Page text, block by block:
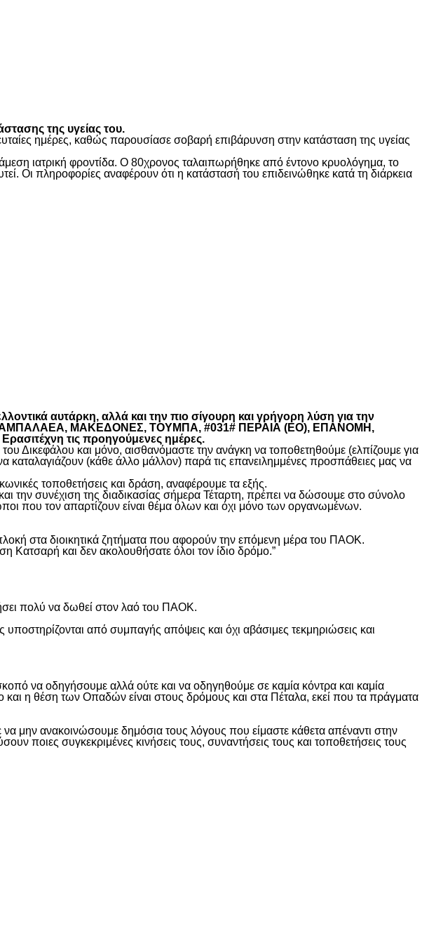
της υγείας του.
ημέρες, καθώς παρουσίασε σοβαρή επιβάρυνση στην κατάσταση της υγείας
ιατρική φροντίδα. Ο 80χρονος ταλαιπωρήθηκε από έντονο κρυολόγημα, το
Οι πληροφορίες αναφέρουν ότι η κατάστασή του επιδεινώθηκε κατά τη διάρκεια
αυτάρκη, αλλά και την πιο σίγουρη και γρήγορη λύση για την
(ΑΜΠΑΛΑΕΑ, ΜΑΚΕΔΟΝΕΣ, ΤΟΥΜΠΑ, #031# ΠΕΡΑΙΑ (ΕΟ), ΕΠΑΝΟΜΗ,
τις προηγούμενες ημέρες.
και μόνο, αισθανόμαστε την ανάγκη να τοποθετηθούμε (ελπίζουμε για
(κάθε άλλο μάλλον) παρά τις επανειλημμένες προσπάθειες μας να
τοποθετήσεις και δράση, αναφέρουμε τα εξής.
την συνέχιση της διαδικασίας σήμερα Τέταρτη, πρέπει να δώσουμε στο σύνολο
που τον απαρτίζουν είναι θέμα όλων και όχι μόνο των οργανωμένων.
στα διοικητικά ζητήματα που αφορούν την επόμενη μέρα του ΠΑΟΚ.
Κατσαρή και δεν ακολουθήσατε όλοι τον ίδιο δρόμο.”
πολύ να δωθεί στον λαό του ΠΑΟΚ.
από συμπαγής απόψεις και όχι αβάσιμες τεκμηριώσεις και
να οδηγήσουμε αλλά ούτε και να οδηγηθούμε σε καμία κόντρα και καμία
και η θέση των Οπαδών είναι στους δρόμους και στα Πέταλα, εκεί που τα πράγματα
μην ανακοινώσουμε δημόσια τους λόγους που είμαστε κάθετα απέναντι στην
συγκεκριμένες κινήσεις τους, συναντήσεις τους και τοποθετήσεις τους